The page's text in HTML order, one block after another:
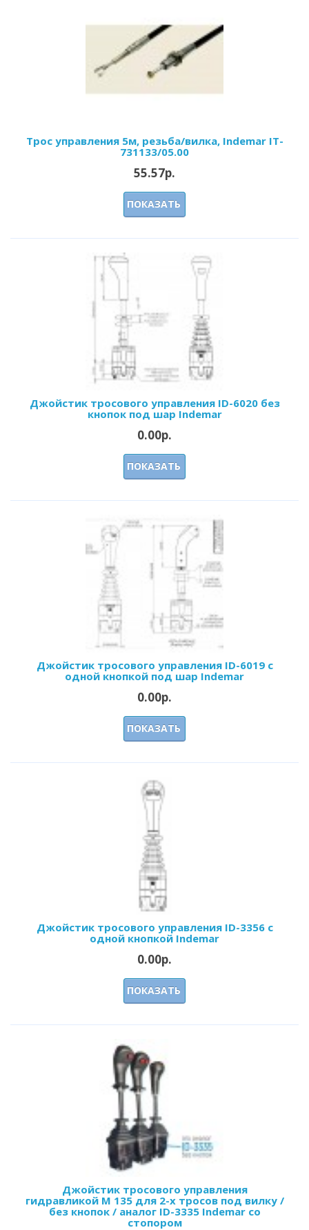
Трос управления 5м, резьба/вилка, Indemar IT-
731133/05.00
55.57р.
ПОКАЗАТЬ
Джойстик тросового управления ID-6020 без
кнопок под шар Indemar
0.00р.
ПОКАЗАТЬ
Джойстик тросового управления ID-6019 с
одной кнопкой под шар Indemar
0.00р.
ПОКАЗАТЬ
Джойстик тросового управления ID-3356 с
одной кнопкой Indemar
0.00р.
ПОКАЗАТЬ
Джойстик тросового управления
гидравликой M 135 для 2-х тросов под вилку /
без кнопок / аналог ID-3335 Indemar со
стопором